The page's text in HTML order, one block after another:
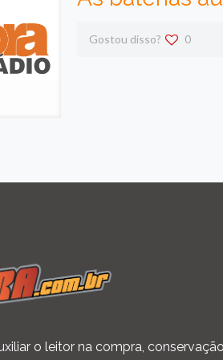
Gostou disso? 0
o leitor na compra,